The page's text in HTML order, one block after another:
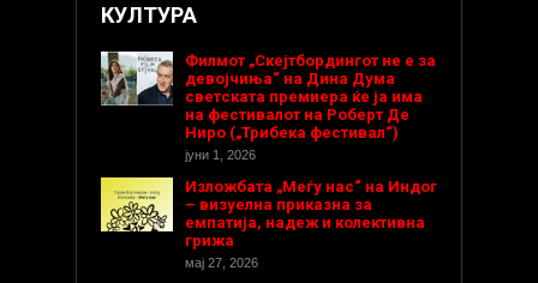
КУЛТУРА
Филмот „Скејтбордингот не е за
девојчиња“ на Дина Дума
светската премиера ќе ја има
на фестивалот на Роберт Де
Ниро („Трибека фестивал“)
јуни 1, 2026
Изложбата „Меѓу нас“ на Индог
– визуелна приказна за
емпатија, надеж и колективна
грижа
мај 27, 2026